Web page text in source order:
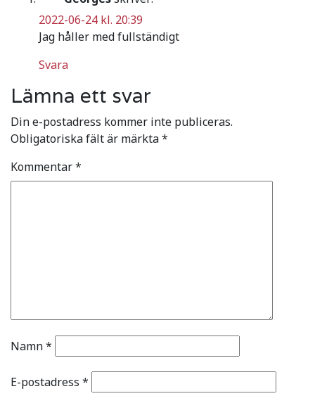
2022-06-24 kl. 20:39
Jag håller med fullständigt
Svara
Lämna ett svar
Din e-postadress kommer inte publiceras.
Obligatoriska fält är märkta*
Kommentar*
Namn*
E-postadress *